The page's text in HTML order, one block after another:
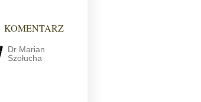
KOMENTARZ
Dr Marian
Szołucha